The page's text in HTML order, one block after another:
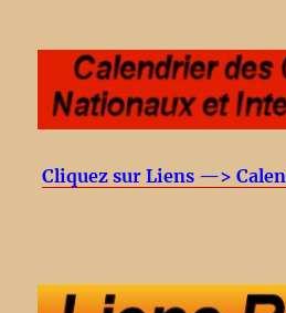
Cliquez sur Liens —>